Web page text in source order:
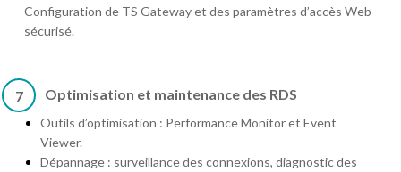
Configuration de TS Gateway et des paramètres d’accès Web
sécurisé.
7 Optimisation et maintenance des RDS
Outils d’optimisation : Performance Monitor et Event
Viewer.
Dépannage : surveillance des connexions, diagnostic des